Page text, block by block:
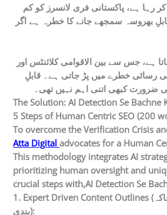
رہا ہے، پاکستانی فری لانسرز کو کم
بھروسہ سمجھے جانے کا خطرہ ہے اگر
ہے، جس سے بین الاقوامی کلائنٹس اور
رسائی خطرے میں پڑ جاتی ہے۔ قابلِ
ضرورت کبھی اتنی اہم نہیں تھی۔
The Solution: AI Detection Se Bachne
5 Steps of Human Centric SEO (200
To overcome the Verification Crisis
Atta Digitaladvocates for a Human
This methodology integrates AI
prioritizing human oversight and
crucial steps with,AI Detection Se
1. Expert Driven Content Outlines (ماہرانہ مواد کی خاکہ
بندی):